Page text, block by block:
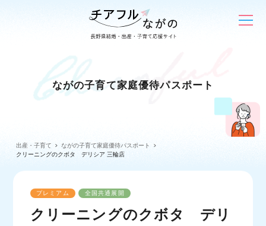
ながの子育て家庭優待パスポート
出産・子育て
ながの子育て家庭優待パスポート
クリーニングのクボタ デリシア 三輪店
プレミアム 全国共通展開
クリーニングのクボタ デリ